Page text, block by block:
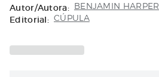
Autor/Autora: BENJAMIN HARPER
Editorial: CÚPULA